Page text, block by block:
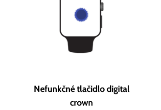
Nefunkčné tlačidlo digital
crown